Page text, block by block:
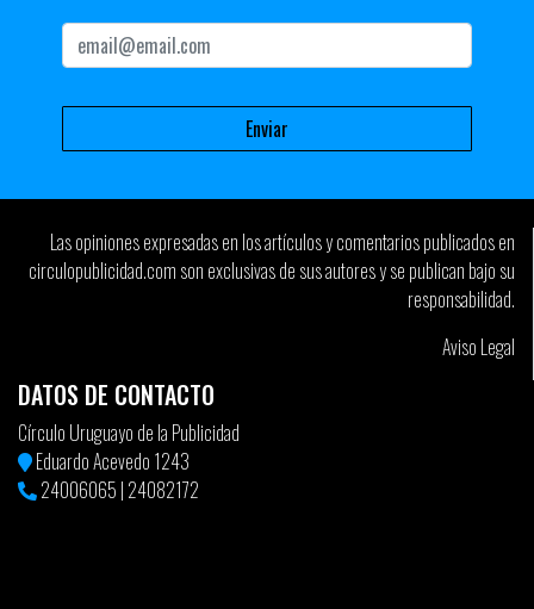
Las opiniones expresadas en los artículos y comentarios publicados en
circulopublicidad.com son exclusivas de sus autores y se publican bajo su
responsabilidad.
Aviso Legal
DATOS DE CONTACTO
Círculo Uruguayo de la Publicidad
Eduardo Acevedo 1243
24006065 | 24082172